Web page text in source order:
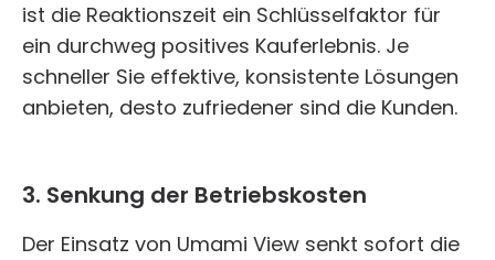
ist die Reaktionszeit ein Schlüsselfaktor für
ein durchweg positives Kauferlebnis. Je
schneller Sie effektive, konsistente Lösungen
anbieten, desto zufriedener sind die Kunden.
3. Senkung der Betriebskosten
Der Einsatz von Umami View senkt sofort die